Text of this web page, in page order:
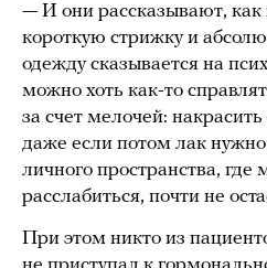
— И они рассказывают, как
короткую стрижку и
одежду сказывается на
можно хоть как-то
за счет мелочей: накрасить
даже если потом лак
личного пространства,
расслабиться, почти не
При этом никто из